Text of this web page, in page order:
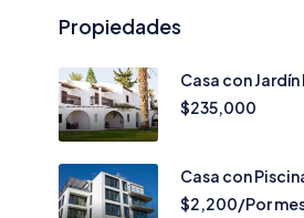
Propiedades
Casa con
$235,000
Casa con
$2,200/Por